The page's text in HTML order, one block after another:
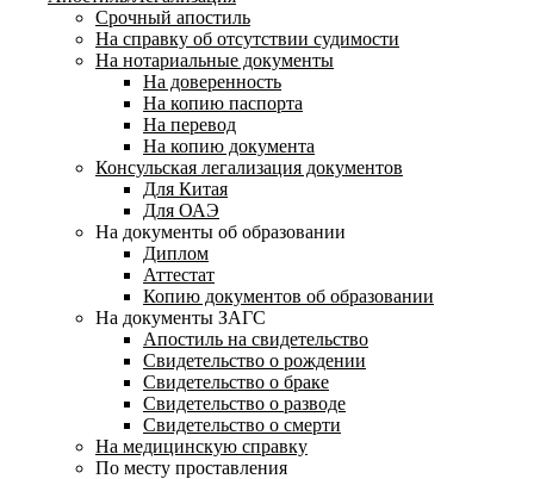
Срочный апостиль
На справку об отсутствии судимости
На нотариальные документы
На доверенность
На копию паспорта
На перевод
На копию документа
Консульская легализация документов
Для Китая
Для ОАЭ
На документы об образовании
Диплом
Аттестат
Копию документов об образовании
На документы ЗАГС
Апостиль на свидетельство
Свидетельство о рождении
Свидетельство о браке
Свидетельство о разводе
Свидетельство о смерти
На медицинскую справку
По месту проставления